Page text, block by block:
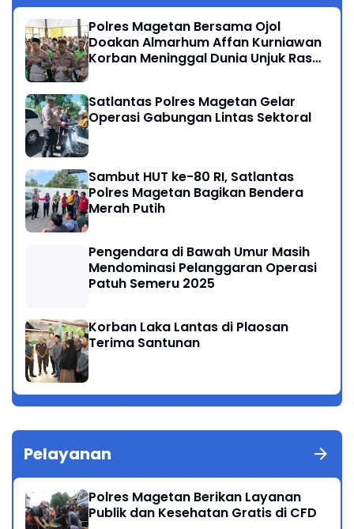
Polres Magetan Bersama Ojol
Doakan Almarhum Affan Kurniawan
Korban Meninggal Dunia Unjuk Rasa
Satlantas Polres Magetan Gelar
Operasi Gabungan Lintas Sektoral
Sambut HUT ke-80 RI, Satlantas
Polres Magetan Bagikan Bendera
Merah Putih
Pengendara di Bawah Umur Masih
Mendominasi Pelanggaran Operasi
Patuh Semeru 2025
Korban Laka Lantas di Plaosan
Terima Santunan
Pelayanan
Polres Magetan Berikan Layanan
Publik dan Kesehatan Gratis di CFD